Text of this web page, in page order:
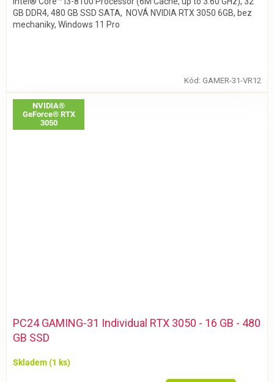
GB DDR4, 480 GB SSD SATA, NOVÁ NVIDIA RTX 3050 6GB, bez
mechaniky, Windows 11 Pro
Kód: GAMER-31-VR12
NVIDIA®
GeForce® RTX
3050
PC24 GAMING-31 Individual RTX 3050 - 16 GB - 480
GB SSD
Skladem(1 ks)